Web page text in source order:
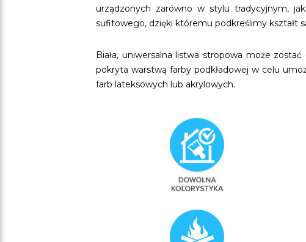
urządzonych zarówno w stylu tradycyjnym,
sufitowego, dzięki któremu podkreślimy kształt
Biała, uniwersalna listwa stropowa może
pokryta warstwą farby podkładowej w celu
farb lateksowych lub akrylowych.